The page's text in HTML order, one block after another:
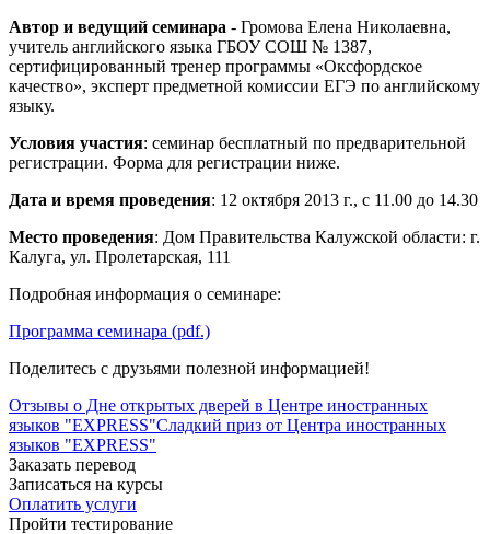
Автор и ведущий семинара - Громова Елена Николаевна,
учитель английского языка ГБОУ СОШ № 1387,
сертифицированный тренер программы «Оксфордское
качество», эксперт предметной комиссии ЕГЭ по английскому
языку.
Условия участия: семинар бесплатный по предварительной
регистрации. Форма для регистрации ниже.
Дата и время проведения: 12 октября 2013 г., с 11.00 до 14.30
Место проведения: Дом Правительства Калужской области: г.
Калуга, ул. Пролетарская, 111
Подробная информация о семинаре:
Программа семинара (pdf.)
Поделитесь с друзьями полезной информацией!
Отзывы о Дне открытых дверей в Центре иностранных
языков "EXPRESS"Сладкий приз от Центра иностранных
языков "EXPRESS"
Заказать перевод
Записаться на курсы
Оплатить услуги
Пройти тестирование